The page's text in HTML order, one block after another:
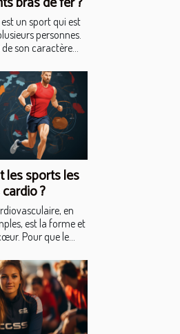
un sport qui est
personnes.
son caractère...
les sports les
?
en
est la forme et
Pour que le...